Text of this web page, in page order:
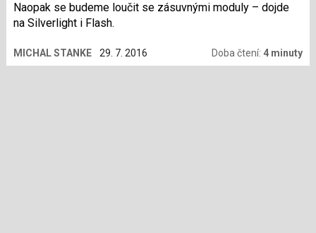
Naopak se budeme loučit se zásuvnými moduly – dojde
na Silverlight i Flash.
MICHAL STANKE 29. 7. 2016 Doba čtení: 4 minuty